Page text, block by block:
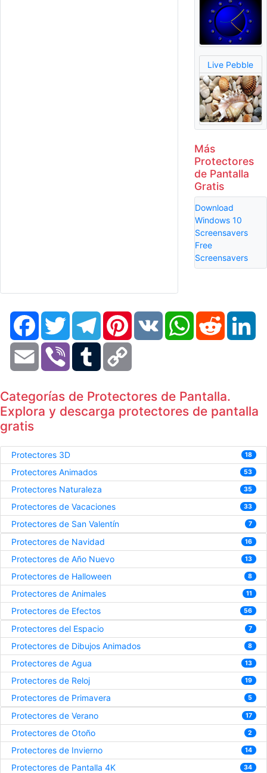
Live Pebble
Más
Protectores
de Pantalla
Gratis
Download
Windows 10
Screensavers
Free
Screensavers
FacebookTwitter TelegramPinterestVK WhatsAppReddit
Email Viber Tumblr
Categorías de Protectores de Pantalla.
Explora y descarga protectores de pantalla
gratis
Protectores 3D 18
Protectores Animados 53
Protectores Naturaleza 35
Protectores de Vacaciones 33
Protectores de San Valentín 7
Protectores de Navidad 16
Protectores de Año Nuevo 13
Protectores de Halloween 8
Protectores de Animales 11
Protectores de Efectos 56
Protectores del Espacio 7
Protectores de Dibujos Animados 8
Protectores de Agua 13
Protectores de Reloj 19
Protectores de Primavera 5
Protectores de Verano 17
Protectores de Otoño 2
Protectores de Invierno 14
Protectores de Pantalla 4K 34